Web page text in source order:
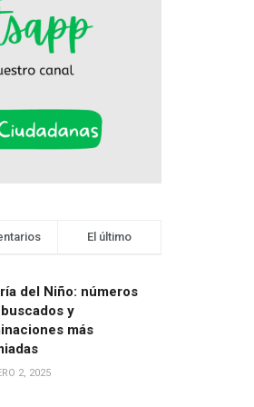
El último
del Niño: números
y
más
2, 2025